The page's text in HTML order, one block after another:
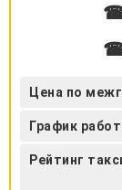
☎
☎
Цена по
График
Рейтинг